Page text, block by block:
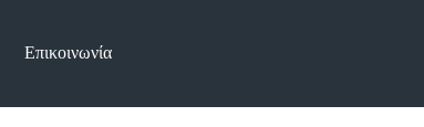
Επικοινωνία